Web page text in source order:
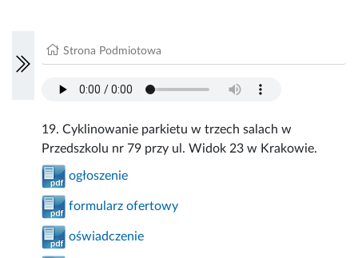
Strona Podmiotowa
19. Cyklinowanie parkietu w trzech salach w
Przedszkolu nr 79 przy ul. Widok 23 w Krakowie.
ogłoszenie
formularz ofertowy
oświadczenie